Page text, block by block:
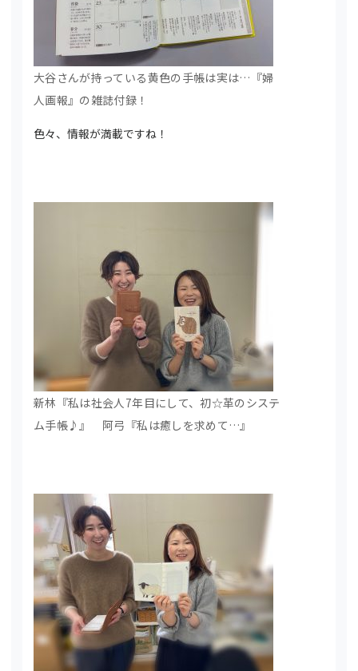
大谷さんが持っている黄色の手帳は実は…『婦
人画報』の雑誌付録！
色々、情報が満載ですね！
新林『私は社会人7年目にして、初☆革のシステ
ム手帳♪』 阿弓『私は癒しを求めて…』